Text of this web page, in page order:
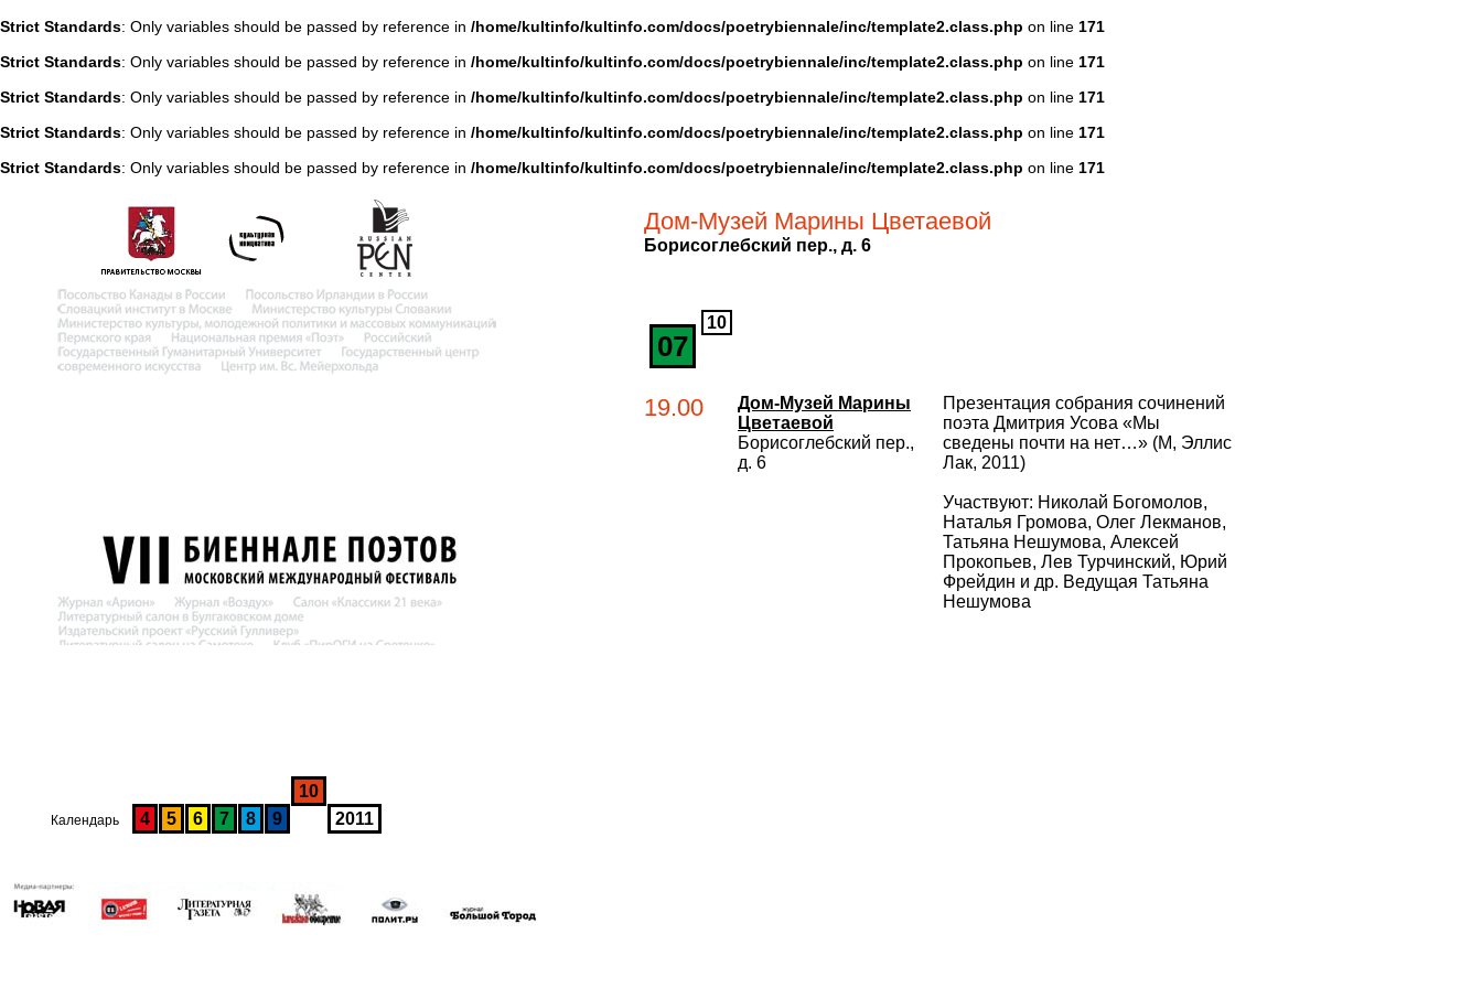
Strict Standards: Only variables should be passed by reference in /home/kultinfo/kultinfo.com/docs/poetrybiennale/inc/template2.class.php on line 171
Strict Standards: Only variables should be passed by reference in /home/kultinfo/kultinfo.com/docs/poetrybiennale/inc/template2.class.php on line 171
Strict Standards: Only variables should be passed by reference in /home/kultinfo/kultinfo.com/docs/poetrybiennale/inc/template2.class.php on line 171
Strict Standards: Only variables should be passed by reference in /home/kultinfo/kultinfo.com/docs/poetrybiennale/inc/template2.class.php on line 171
Strict Standards: Only variables should be passed by reference in /home/kultinfo/kultinfo.com/docs/poetrybiennale/inc/template2.class.php on line 171
Календарь 4 5 6 7 8 9
10
2011
Дом-Музей Марины Цветаевой
Борисоглебский пер., д. 6
07
10
19.00
Дом-Музей Марины
Цветаевой
Борисоглебский пер.,
д. 6
Презентация собрания сочинений
поэта Дмитрия Усова «Мы
сведены почти на нет…» (М, Эллис
Лак, 2011)
Участвуют: Николай Богомолов,
Наталья Громова, Олег Лекманов,
Татьяна Нешумова, Алексей
Прокопьев, Лев Турчинский, Юрий
Фрейдин и др. Ведущая Татьяна
Нешумова